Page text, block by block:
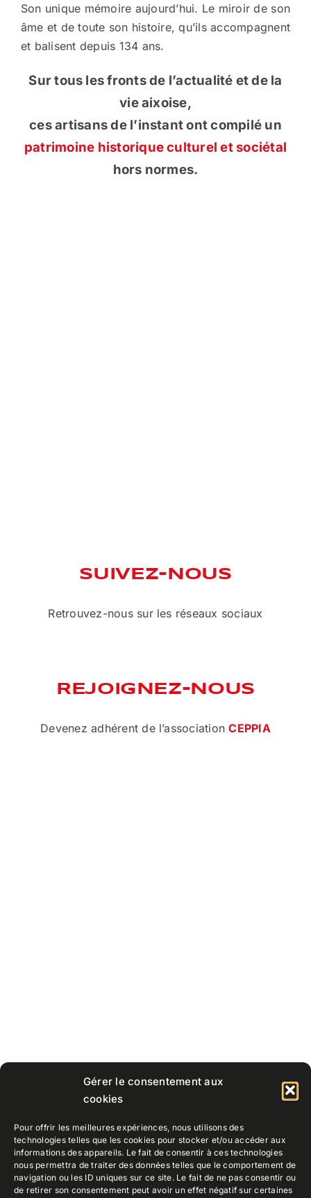
Gérer le consentement aux
cookies
Pour offrir les meilleures expériences, nous utilisons des
technologies telles que les cookies pour stocker et/ou accéder aux
informations des appareils. Le fait de consentir à ces technologies
nous permettra de traiter des données telles que le comportement de
navigation ou les ID uniques sur ce site. Le fait de ne pas consentir ou
de retirer son consentement peut avoir un effet négatif sur certaines
Son unique mémoire aujourd’hui. Le miroir de son
âme et de toute son histoire, qu’ils accompagnent
et balisent depuis 134 ans.
Sur tous les fronts de l’actualité et de la
vie aixoise,
ces artisans de l’instant ont compilé un
patrimoine historique culturel et sociétal
hors normes.
SUIVEZ-NOUS
Retrouvez-nous sur les réseaux sociaux
REJOIGNEZ-NOUS
Devenez adhérent de l’associationCEPPIA